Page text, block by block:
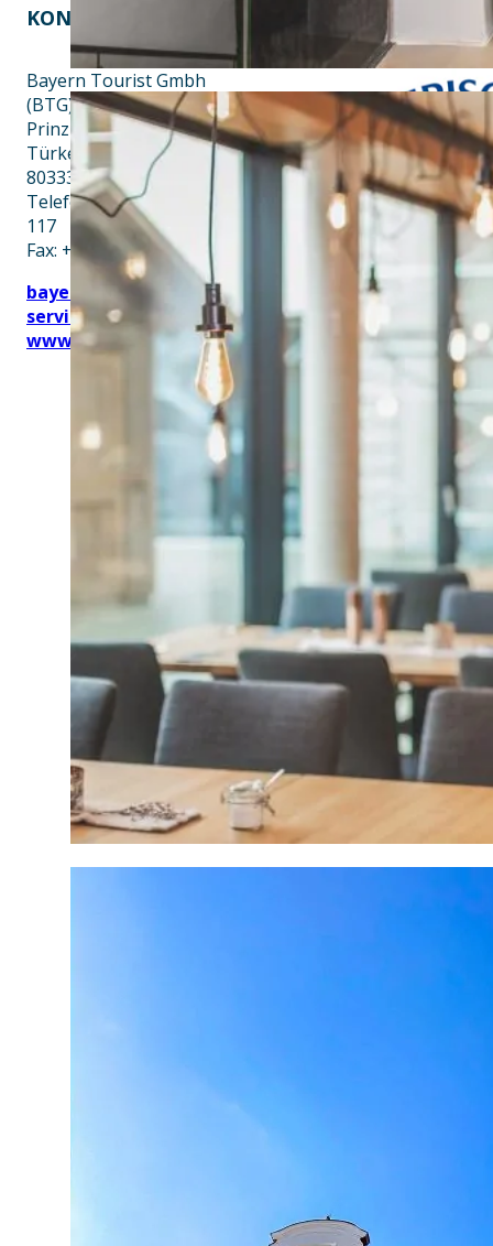
KONTAKT EINE INITIATIVE VON
Bayern Tourist Gmbh
(BTG)
Prinz-Ludwig-Palais
Türkenstraße 7
80333 München
Telefon: +49 89 28760-
117
Fax: +49 89 28760-121
bayerischekueche@btg-
service.de
www.btg-service.de